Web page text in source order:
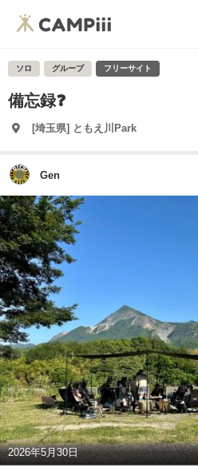
ソロ グループ フリーサイト
備忘録❓
[埼玉県] ともえ川Park
Gen
2026年5月30日